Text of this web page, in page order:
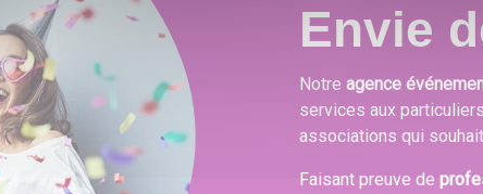
Envie
Notre agence
services aux
associations qui
Faisant preuve de